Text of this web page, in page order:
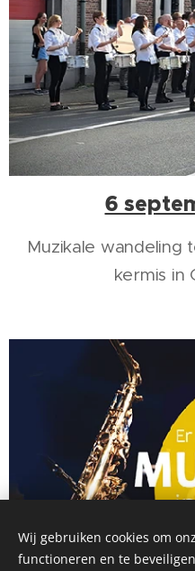
6
Muzikale wandeling
kermis in
Wij gebruiken cookies om
functioneren en te